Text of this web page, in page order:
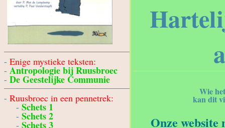
- Enige mystieke teksten:
- Antropologie bij Ruusbroec
- De Geestelijke Communie
- Ruusbroec in een pennetrek:
- Schets 1
- Schets 2
- Schets 3
Wie
kan dit
Onze